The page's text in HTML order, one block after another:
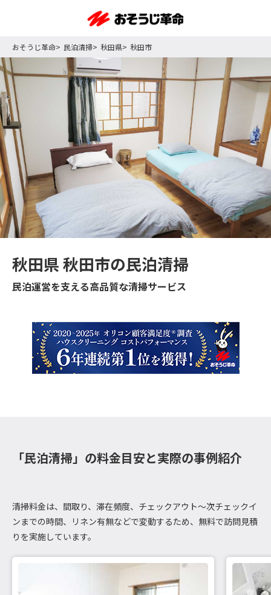
おそうじ革命 民泊清掃 秋田県 秋田市
秋田県 秋田市の民泊清掃
民泊運営を支える高品質な清掃サービス
「民泊清掃」の料金目安と実際の事例紹介
清掃料金は、間取り、滞在頻度、チェックアウト～次チェックイ
ンまでの時間、リネン有無などで変動するため、無料で訪問見積
りを実施しています。